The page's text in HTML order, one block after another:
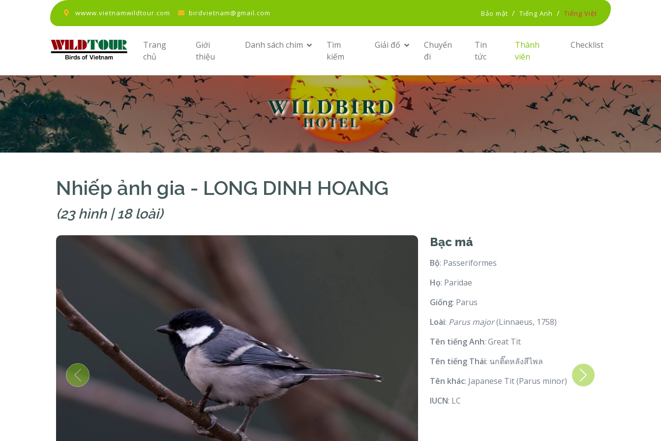
wwww.vietnamwildtour.com birdvietnam@gmail.com Bảo mật / Tiếng Anh / Tiếng Việt
Trang
chủ
Giới
thiệu
Danh sách chim
Tìm
kiếm
Giải đố
Chuyến
đi
Tin
tức
Thành
viên
Checklist
Nhiếp ảnh gia - LONG DINH HOANG
(23 hình | 18 loài)
Bạc má
Bộ: Passeriformes
Họ: Paridae
Giống: Parus
Loài: Parus major(Linnaeus, 1758)
Tên tiếng Anh: Great Tit
Tên tiếng Thái: นกติ๊ดหลังสีไพล
Tên khác: Japanese Tit (Parus minor)
IUCN: LC
Previous Next